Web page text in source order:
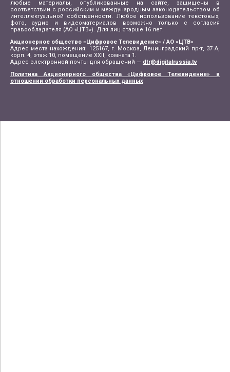
любые материалы, опубликованные на сайте, защищены в
соответствии с российским и международным законодательством об
интеллектуальной собственности. Любое использование текстовых,
фото, аудио и видеоматериалов возможно только с согласия
правообладателя (АО «ЦТВ»). Для лиц старше 16 лет.
Акционерное общество «Цифровое Телевидение» / АО «ЦТВ»
Адрес места нахождения: 125167, г. Москва, Ленинградский пр-т, 37 А,
корп. 4, этаж 10, помещение XXII, комната 1.
Адрес электронной почты для обращений — dtr@digitalrussia.tv
Политика Акционерного общества «Цифровое Телевидение» в
отношении обработки персональных данных